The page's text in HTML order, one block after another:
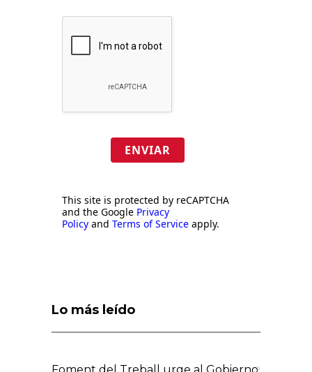
ENVIAR
This site is protected by reCAPTCHA
and the Google Privacy
Policy and Terms of Service apply.
Lo más leído